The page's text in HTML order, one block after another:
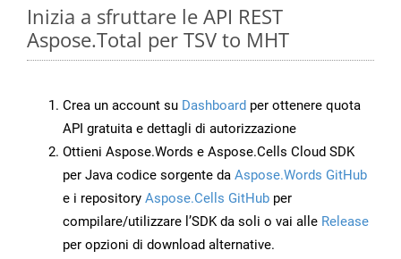
Inizia a sfruttare le API REST
Aspose.Total per TSV to MHT
Crea un account su Dashboard per ottenere quota
API gratuita e dettagli di autorizzazione
Ottieni Aspose.Words e Aspose.Cells Cloud SDK
per Java codice sorgente da Aspose.Words GitHub
e i repository Aspose.Cells GitHub per
compilare/utilizzare l’SDK da soli o vai alle Release
per opzioni di download alternative.